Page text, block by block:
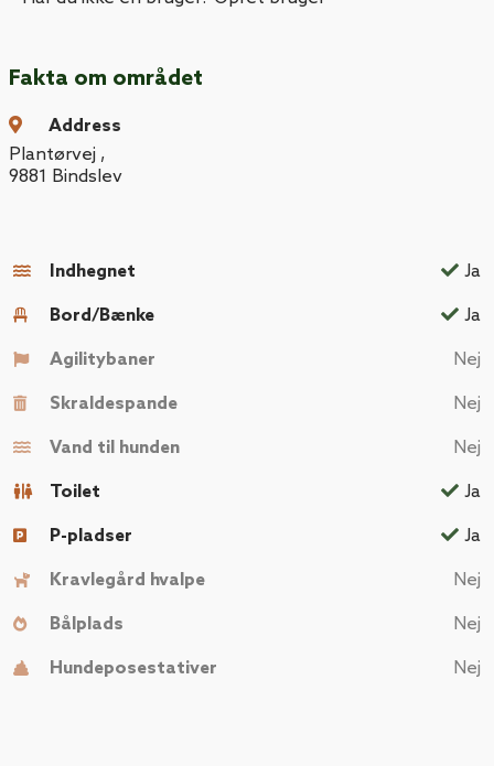
Fakta om området
Address
Plantørvej ,
9881 Bindslev
Indhegnet Ja
Bord/Bænke Ja
Agilitybaner Nej
Skraldespande Nej
Vand til hunden Nej
Toilet Ja
P-pladser Ja
Kravlegård hvalpe Nej
Bålplads Nej
Hundeposestativer Nej